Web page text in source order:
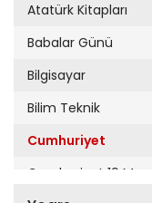
Atatürk Kitapları
Babalar Günü
Bilgisayar
Bilim Teknik
Cumhuriyet
Cumhuriyet 19 Mayıs